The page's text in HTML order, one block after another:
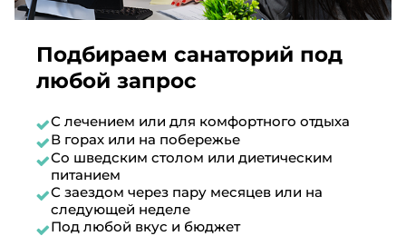
Подбираем санаторий под
любой запрос
С лечением или для комфортного отдыха
В горах или на побережье
Со шведским столом или диетическим
питанием
С заездом через пару месяцев или на
следующей неделе
Под любой вкус и бюджет